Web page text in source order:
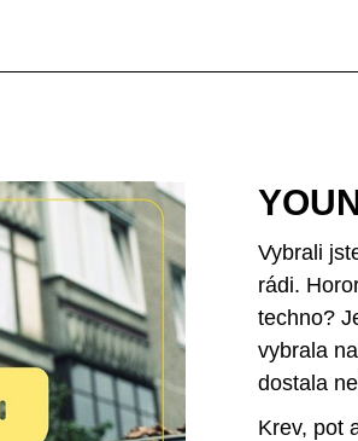
Vybrali
rádi.
techno?
vybrala
dostala
Krev, pot